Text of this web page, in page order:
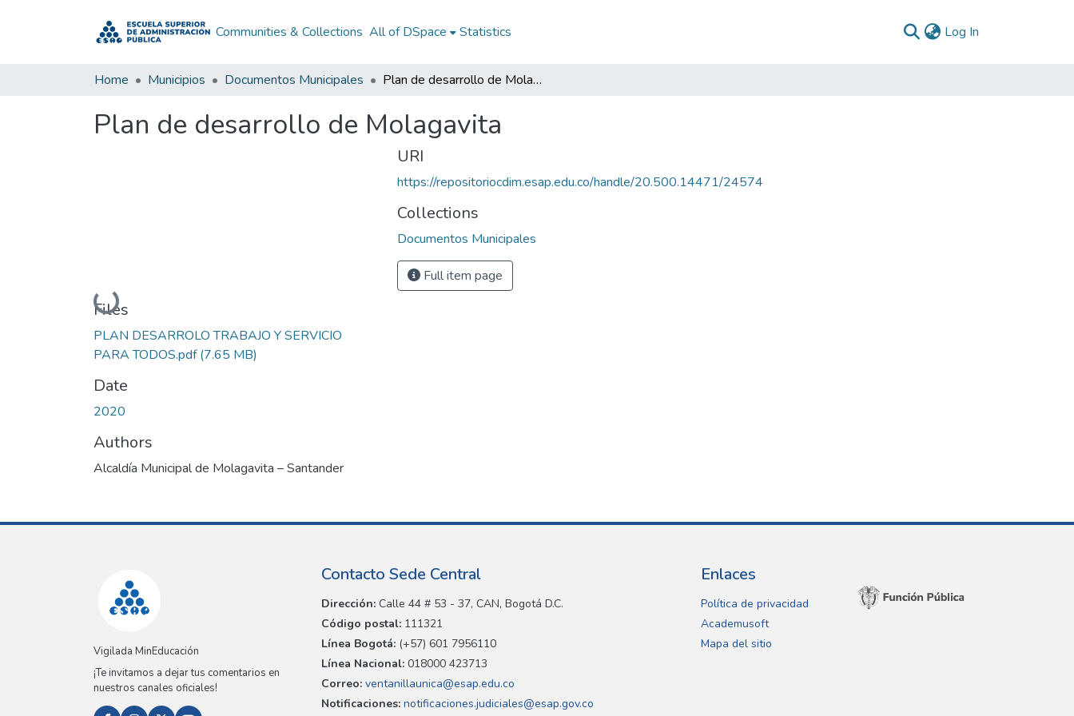
Communities & Collections All of DSpace Statistics Log In
Home Municipios Documentos Municipales Plan de desarrollo de Molagavita
Plan de desarrollo de Molagavita
Loading...
Files
PLAN DESARROLO TRABAJO Y SERVICIO
PARA TODOS.pdf(7.65 MB)
Date
2020
Authors
Alcaldía Municipal de Molagavita – Santander
URI
https://repositoriocdim.esap.edu.co/handle/20.500.14471/24574
Collections
Documentos Municipales
Full item page
Vigilada MinEducación
¡Te invitamos a dejar tus comentarios en
nuestros canales oficiales!
Contacto Sede Central
Dirección: Calle 44 # 53 - 37, CAN, Bogotá D.C.
Código postal: 111321
Línea Bogotá: (+57) 601 7956110
Línea Nacional: 018000 423713
Correo: ventanillaunica@esap.edu.co
Notificaciones: notificaciones.judiciales@esap.gov.co
Enlaces
Política de privacidad
Academusoft
Mapa del sitio